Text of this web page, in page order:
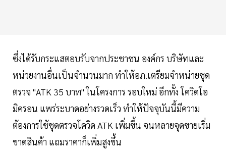
ซึ่งได้รับกระแสตอบรับจากประชาชน องค์กร บริษัทและ
หน่วยงานอื่นเป็นจำนวนมาก ทำให้อภ.เตรียมจำหน่ายชุด
ตรวจ "ATK 35 บาท" ในโครงการ รอบใหม่ อีกทั้ง โควิดโอ
มิครอน แพร่ระบาดอย่างรวดเร็ว ทำให้ปัจจุบันนี้มีความ
ต้องการใช้ชุดตรวจโควิด ATK เพิ่มขึ้น จนหลายจุดขายเริ่ม
ขาดสินค้า แถมราคาก็เพิ่มสูงขึ้น